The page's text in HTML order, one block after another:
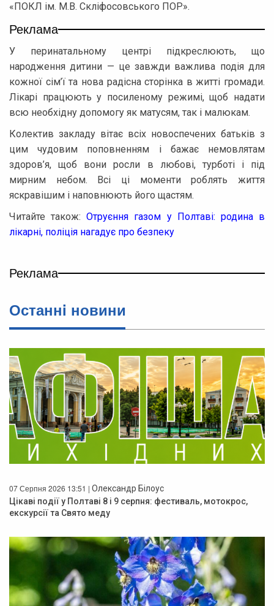
«ПОКЛ ім. М.В. Скліфосовського ПОР».
Реклама
У перинатальному центрі підкреслюють, що
народження дитини — це завжди важлива подія для
кожної сім’ї та нова радісна сторінка в житті громади.
Лікарі працюють у посиленому режимі, щоб надати
всю необхідну допомогу як матусям, так і малюкам.
Колектив закладу вітає всіх новоспечених батьків з
цим чудовим поповненням і бажає немовлятам
здоров’я, щоб вони росли в любові, турботі і під
мирним небом. Всі ці моменти роблять життя
яскравішим і наповнюють його щастям.
Читайте також:Отруєння газом у Полтаві: родина в
лікарні, поліція нагадує про безпеку
Реклама
Останнi новини
07 Серпня 2026 13:51 | Олександр Білоус
Цікаві події у Полтаві 8 і 9 серпня: фестиваль, мотокрос,
екскурсії та Свято меду